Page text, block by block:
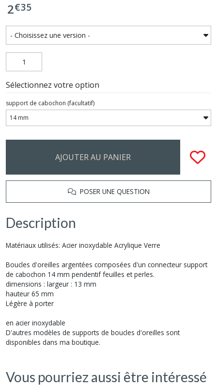
2€35
Sélectionnez votre option
support de cabochon (facultatif)
AJOUTER AU PANIER
POSER UNE QUESTION
Description
Matériaux utilisés: Acier inoxydable Acrylique Verre
Boucles d'oreilles argentées composées d'un connecteur support
de cabochon 14 mm pendentif feuilles et perles.
dimensions : largeur : 13 mm
hauteur 65 mm
Légère à porter
en acier inoxydable
D'autres modèles de supports de boucles d'oreilles sont
disponibles dans ma boutique.
Vous pourriez aussi être intéressé